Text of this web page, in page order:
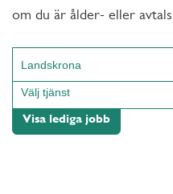
om du är ålder- eller
Landskrona
Alingsås
Arboga
Välj tjänst
Hantverk
Elektriker
Visa lediga jobb